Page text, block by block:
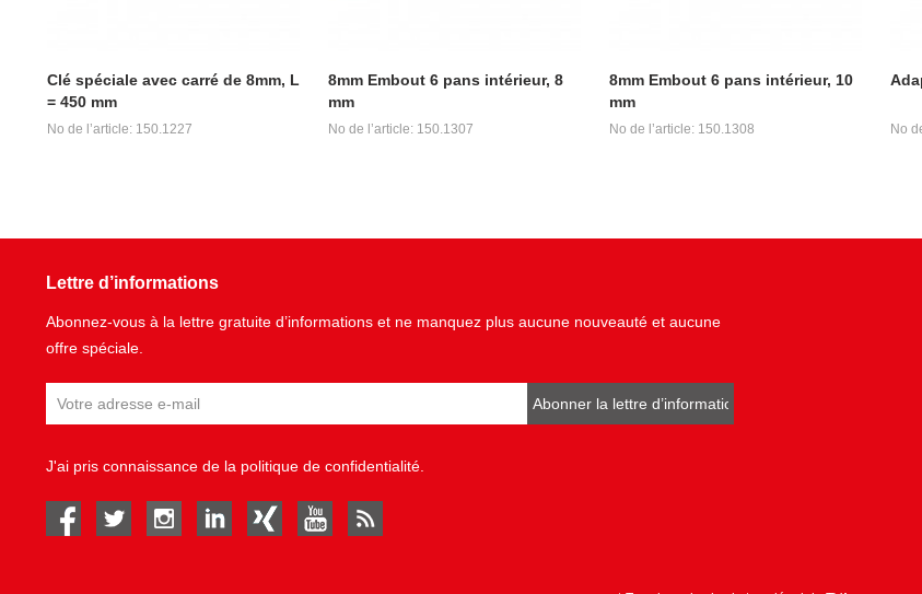
Clé spéciale avec carré de 8mm, L
= 450 mm
No de l’article: 150.1227
8mm Embout 6 pans intérieur, 8
mm
No de l’article: 150.1307
8mm Embout 6 pans intérieur, 10
mm
No de l’article: 150.1308 No
Lettre d’informations
Abonnez-vous à la lettre gratuite d’informations et ne manquez plus aucune nouveauté et aucune
offre spéciale.
Abonner la lettre d’informations
J'ai pris connaissance de la politique de confidentialité.
facebook twitter instagramlinked in Xing youtube